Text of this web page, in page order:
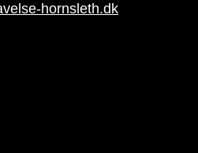
hornsleth.dk